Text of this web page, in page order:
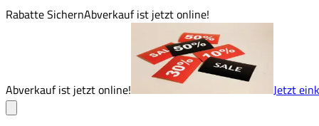
Rabatte SichernAbverkauf ist jetzt online!
Abverkauf ist jetzt online! Jetzt